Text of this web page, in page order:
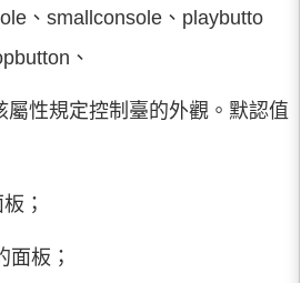
、smallconsole、playbutto
、
屬性規定控制臺的外觀。默認值
；
面板；